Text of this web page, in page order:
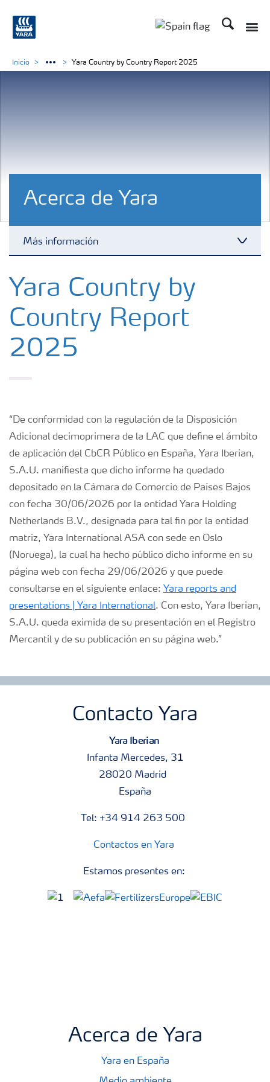
Buscar
Acerca de Yara
Más información
Yara en España
Donde operamos
Empleo
Yara Country by Country Report 2025
Inicio Yara Country by Country Report 2025
Yara Country by
Country Report
2025
“De conformidad con la regulación de la Disposición
Adicional decimoprimera de la LAC que define el ámbito
de aplicación del CbCR Público en España, Yara Iberian,
S.A.U. manifiesta que dicho informe ha quedado
depositado en la Cámara de Comercio de Países Bajos
con fecha 30/06/2026 por la entidad Yara Holding
Netherlands B.V., designada para tal fin por la entidad
matriz, Yara International ASA con sede en Oslo
(Noruega), la cual ha hecho público dicho informe en su
página web con fecha 29/06/2026 y que puede
consultarse en el siguiente enlace: Yara reports and
presentations | Yara International. Con esto, Yara Iberian,
S.A.U. queda eximida de su presentación en el Registro
Mercantil y de su publicación en su página web.”
Contacto Yara
Yara Iberian
Infanta Mercedes, 31
28020 Madrid
España
Tel: +34 914 263 500
Contactos en Yara
Estamos presentes en:
Acerca de Yara
Yara en España